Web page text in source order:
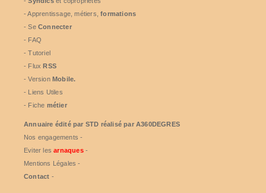
- Apprentissage, métiers,formations
- Se Connecter
- FAQ
- Tutoriel
- FluxRSS
- Version Mobile.
- Liens Utiles
- Fiche métier
Annuaire édité par STD réalisé par A360DEGRES
Nos engagements -
Eviter lesarnaques-
Mentions Légales -
Contact -